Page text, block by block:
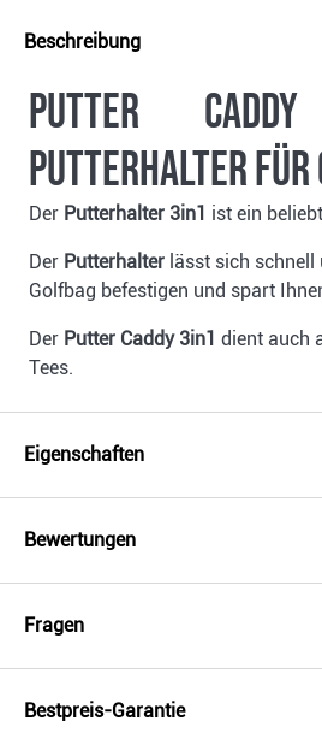
Beschreibung
Putter
Putterhalter für
Der Putterhalter 3in1 ist ein
Der Putterhalter lässt sich
Golfbag befestigen und spart
Der Putter Caddy 3in1 dient auch
Tees.
Eigenschaften
Bewertungen
Fragen
Bestpreis-Garantie